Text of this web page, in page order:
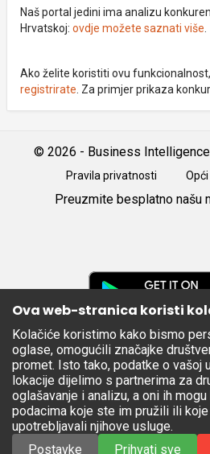
Naš portal jedini ima analizu
Hrvatskoj: ovdje možete saznati više
Ako želite koristiti ovu
registrirate . Za primjer prikaza
© 2026 - Business
Pravila privatnosti
Preuzmite besplatno našu
Apple
Store
Ova web-stranica koristi
Kolačiće koristimo kako bismo
oglase, omogućili značajke
promet. Isto tako, podatke o vašoj
lokacije dijelimo s partnerima za
oglašavanje i analizu, a oni ih
podacima koje ste im pružili ili
upotrebljavali njihove usluge.
Postavke
Prihvati sve